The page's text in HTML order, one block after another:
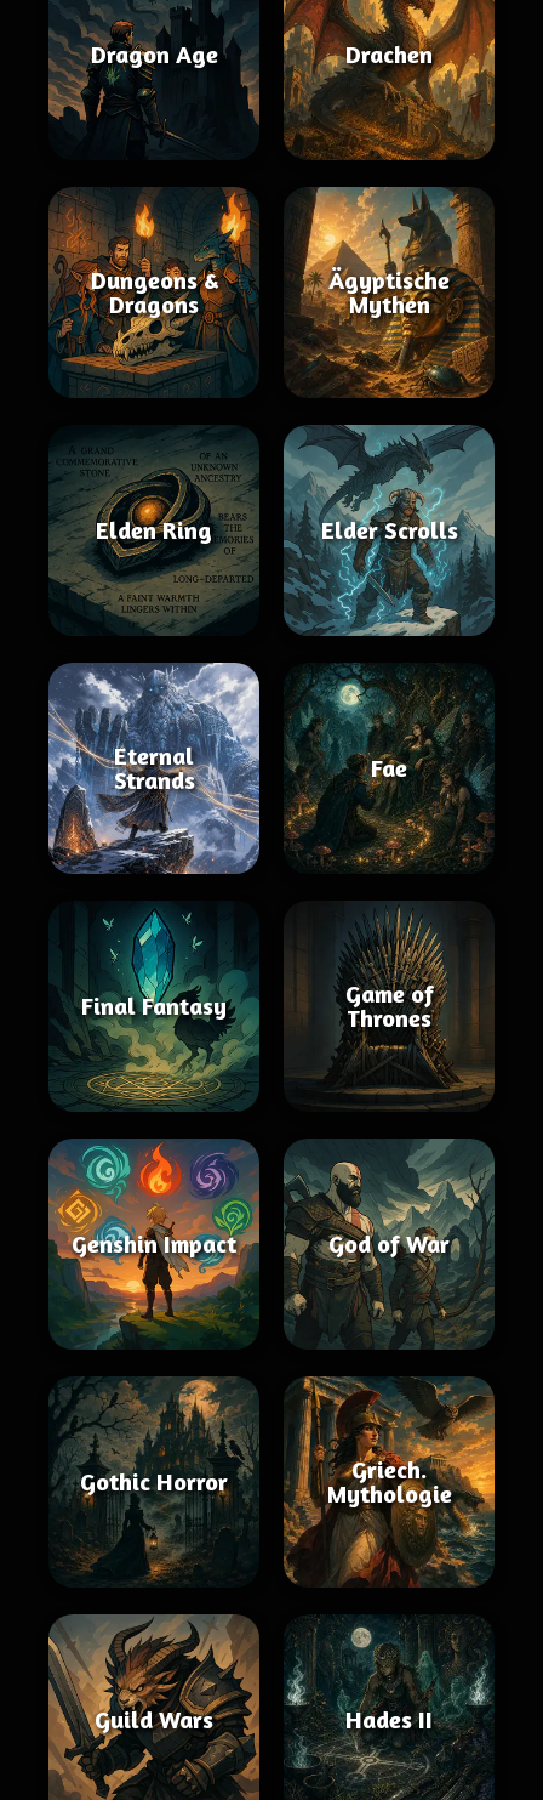
Dragon Age Drachen
Dungeons &
Dragons
Ägyptische
Mythen
Elden Ring Elder Scrolls
Eternal
Strands
Fae
Final Fantasy
Game of
Thrones
Genshin Impact God of War
Gothic Horror
Griech.
Mythologie
Guild Wars Hades II